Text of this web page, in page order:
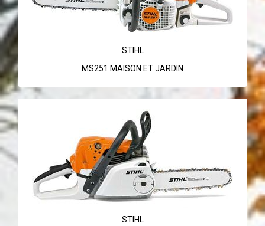
STIHL
MS251 MAISON ET JARDIN
STIHL